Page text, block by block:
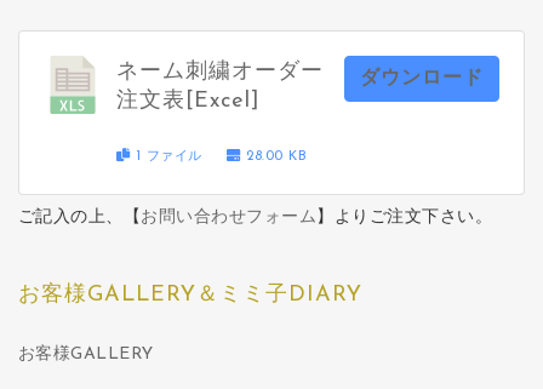
ネーム刺繍オーダー
注文表[Excel]
1 ファイル 28.00 KB
ダウンロード
ご記入の上、【 お問い合わせフォーム 】よりご注文下さい。
お客様GALLERY＆ミミ子DIARY
お客様GALLERY